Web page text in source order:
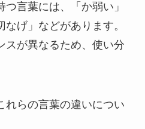
つ言葉には、「か弱い」
なげ」などがあります。
スが異なるため、使い分
れらの言葉の違いについ